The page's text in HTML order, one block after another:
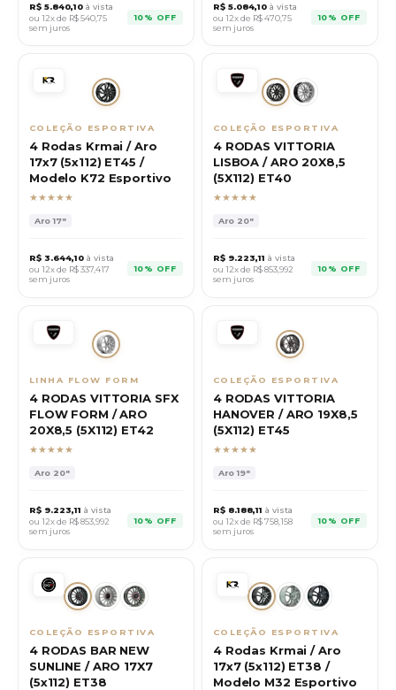
R$ 5.840,10 à vista
ou 12x de R$540,75
sem juros
10% OFF
R$ 5.084,10 à vista
ou 12x de R$470,75
sem juros
10% OFF
COLEÇÃO ESPORTIVA
4 Rodas Krmai / Aro
17x7 (5x112) ET45 /
Modelo K72 Esportivo
★★★★★
Aro17"
R$ 3.644,10 à vista
ou 12x de R$337,417
sem juros
10% OFF
COLEÇÃO ESPORTIVA
4 RODAS VITTORIA
LISBOA / ARO 20X8,5
(5X112) ET40
★★★★★
Aro 20"
R$ 9.223,11 à vista
ou 12x de R$853,992
sem juros
10% OFF
LINHA FLOW FORM
4 RODAS VITTORIA SFX
FLOW FORM / ARO
20X8,5 (5X112) ET42
★★★★★
Aro 20"
R$ 9.223,11 à vista
ou 12x de R$853,992
sem juros
10% OFF
COLEÇÃO ESPORTIVA
4 RODAS VITTORIA
HANOVER / ARO 19X8,5
(5X112) ET45
★★★★★
Aro19"
R$ 8.188,11 à vista
ou 12x de R$758,158
sem juros
10% OFF
COLEÇÃO ESPORTIVA
4 RODAS BAR NEW
SUNLINE / ARO 17X7
(5x112) ET38
COLEÇÃO ESPORTIVA
4 Rodas Krmai / Aro
17x7 (5x112) ET38 /
Modelo M32 Esportivo